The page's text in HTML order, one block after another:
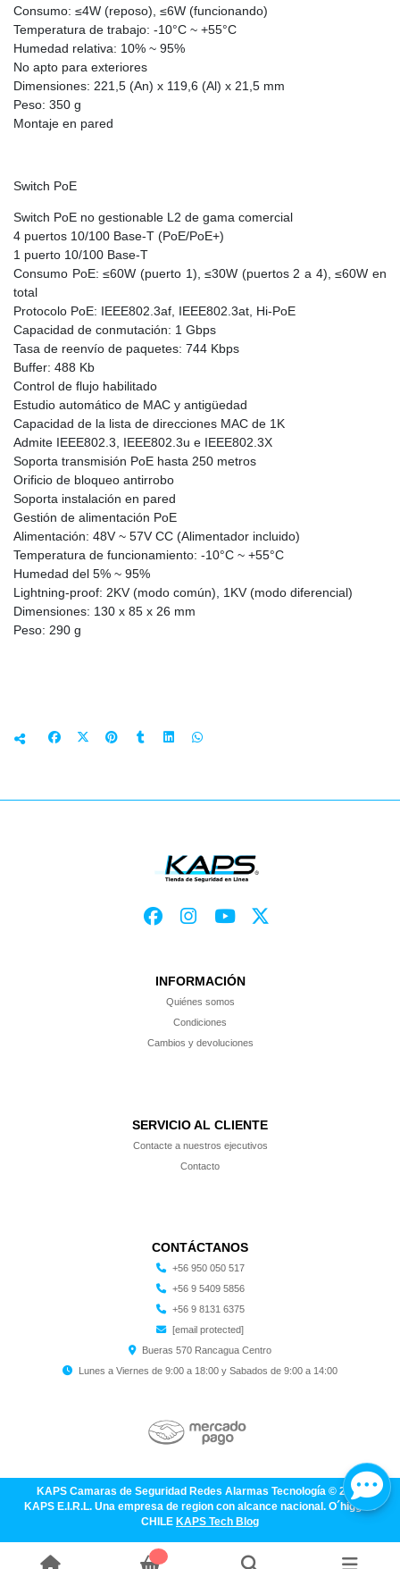
Consumo: ≤4W (reposo), ≤6W (funcionando)
Temperatura de trabajo: -10°C ~ +55°C
Humedad relativa: 10% ~ 95%
No apto para exteriores
Dimensiones: 221,5 (An) x 119,6 (Al) x 21,5 mm
Peso: 350 g
Montaje en pared
Switch PoE
Switch PoE no gestionable L2 de gama comercial
4 puertos 10/100 Base-T (PoE/PoE+)
1 puerto 10/100 Base-T
Consumo PoE: ≤60W (puerto 1), ≤30W (puertos 2 a 4), ≤60W en
total
Protocolo PoE: IEEE802.3af, IEEE802.3at, Hi-PoE
Capacidad de conmutación: 1 Gbps
Tasa de reenvío de paquetes: 744 Kbps
Buffer: 488 Kb
Control de flujo habilitado
Estudio automático de MAC y antigüedad
Capacidad de la lista de direcciones MAC de 1K
Admite IEEE802.3, IEEE802.3u e IEEE802.3X
Soporta transmisión PoE hasta 250 metros
Orificio de bloqueo antirrobo
Soporta instalación en pared
Gestión de alimentación PoE
Alimentación: 48V ~ 57V CC (Alimentador incluido)
Temperatura de funcionamiento: -10°C ~ +55°C
Humedad del 5% ~ 95%
Lightning-proof: 2KV (modo común), 1KV (modo diferencial)
Dimensiones: 130 x 85 x 26 mm
Peso: 290 g
INFORMACIÓN
Quiénes somos
Condiciones
Cambios y devoluciones
SERVICIO AL CLIENTE
Contacte a nuestros ejecutivos
Contacto
CONTÁCTANOS
+56 950 050 517
+56 9 5409 5856
+56 9 8131 6375
[email protected]
Bueras 570 Rancagua Centro
Lunes a Viernes de 9:00 a 18:00 y Sabados de 9:00 a 14:00
KAPS Camaras de Seguridad Redes Alarmas Tecnología © 2026
KAPS E.I.R.L. Una empresa de region con alcance nacional. O´higgins
CHILE KAPS Tech Blog